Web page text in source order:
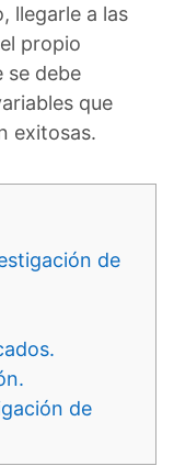
llegarle a las
propio
se debe
que
exitosas.
de
de